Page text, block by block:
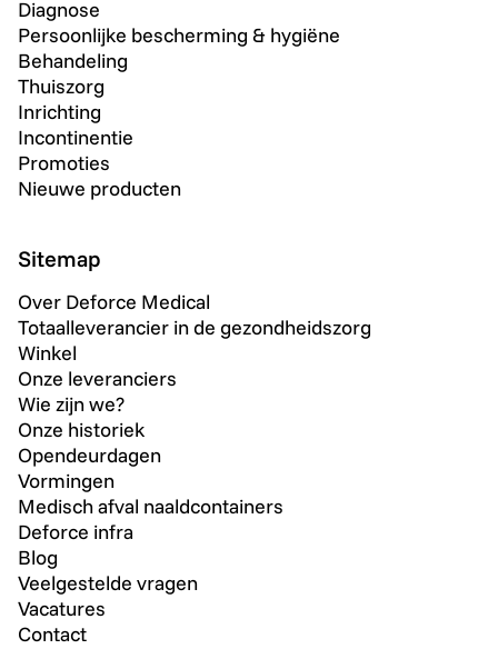
Diagnose
Persoonlijke bescherming & hygiëne
Behandeling
Thuiszorg
Inrichting
Incontinentie
Promoties
Nieuwe producten
Sitemap
Over Deforce Medical
Totaalleverancier in de gezondheidszorg
Winkel
Onze leveranciers
Wie zijn we?
Onze historiek
Opendeurdagen
Vormingen
Medisch afval naaldcontainers
Deforce infra
Blog
Veelgestelde vragen
Vacatures
Contact